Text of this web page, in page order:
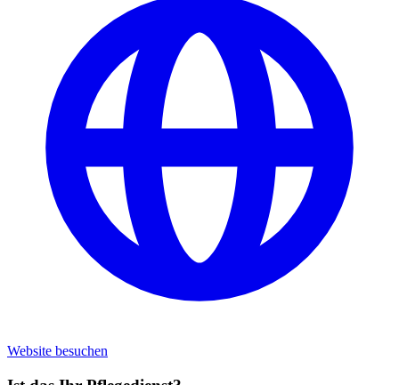
Website besuchen